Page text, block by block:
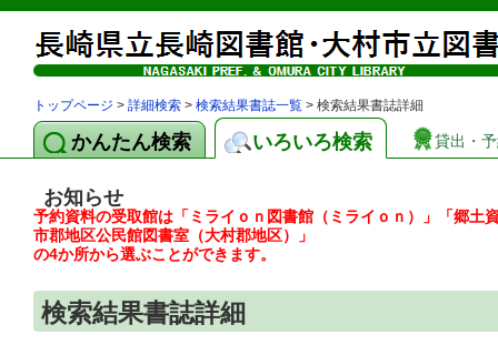
トップページ > 詳細検索 > 検索結果書誌一覧 > 検索結果書誌詳細
かんたん検索 いろいろ検索 貸出・
お知らせ
予約資料の受取館は「ミライｏｎ図書館（ミライｏｎ）」「郷
市郡地区公民館図書室（大村郡地区）」
の4か所から選ぶことができます。
検索結果書誌詳細